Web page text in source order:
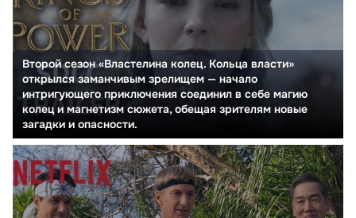
Второй сезон «Властелина колец. Кольца власти»
открылся заманчивым зрелищем — начало
интригующего приключения соединил в себе магию
колец и магнетизм сюжета, обещая зрителям новые
загадки и опасности.